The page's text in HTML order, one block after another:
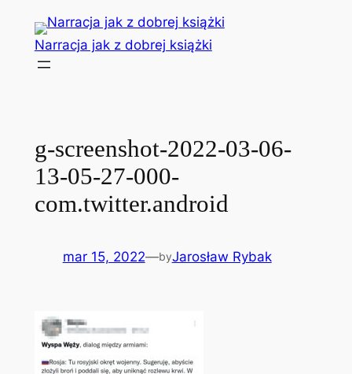
Przejdź
treści
Narracja jak z dobrej książki
g-screenshot-2022-03-06-
13-05-27-000-
com.twitter.android
mar 15, 2022—byJarosław Rybak